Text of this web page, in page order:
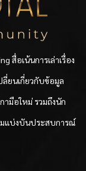
สื่อเน้นการเล่าเรื่อง
ลี่ยนเกี่ยวกับข้อมูล
มือใหม่ รวมถึงนัก
แบ่งบันประสบการณ์